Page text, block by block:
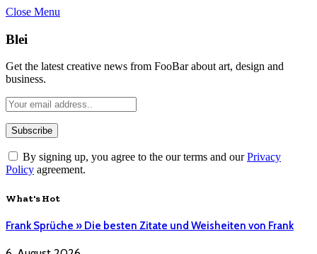
Close Menu
Blei
Get the latest creative news from FooBar about art, design and
business.
By signing up, you agree to the our terms and ourPrivacy
Policy agreement.
What's Hot
Frank Sprüche » Die besten Zitate und Weisheiten von Frank